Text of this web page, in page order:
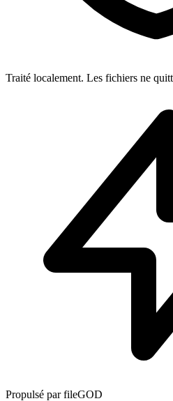
Traité localement. Les fichiers ne
Propulsé par fileGOD